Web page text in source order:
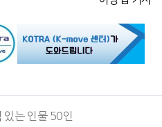
있는 인물 50인